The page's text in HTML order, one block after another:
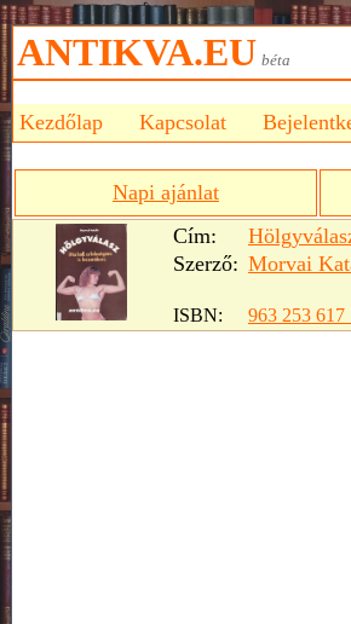
ANTIKVA.EU béta
Kezdőlap Kapcsolat
Napi ajánlat
Cím:
Szerző: Morvai
ISBN: 963 253 617